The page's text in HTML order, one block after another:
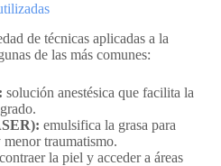
de técnicas aplicadas a la
de las más comunes:
solución anestésica que facilita la
emulsifica la grasa para
traumatismo.
la piel y acceder a áreas